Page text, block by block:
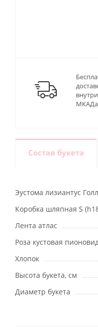
внутри
Состав букета
Эустома лизиантус
Коробка шляпная S
Лента атлас
Роза кустовая
Хлопок
Высота букета, см
Диаметр букета